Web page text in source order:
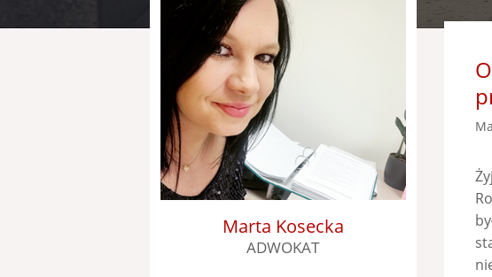
Marta Kosecka
ADWOKAT